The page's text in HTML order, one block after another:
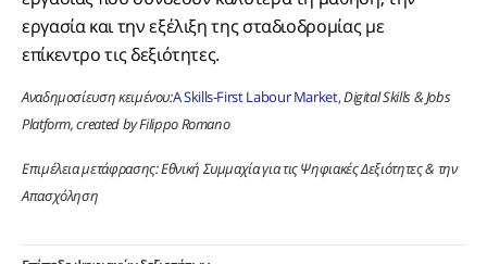
εργασία και την εξέλιξη της σταδιοδρομίας με
επίκεντρο τις δεξιότητες.
Αναδημοσίευση κειμένου:A Skills-First Labour Market,Digital Skills & Jobs
Platform, created by Filippo Romano
Επιμέλεια μετάφρασης: Εθνική Συμμαχία για τις Ψηφιακές Δεξιότητες & την
Απασχόληση